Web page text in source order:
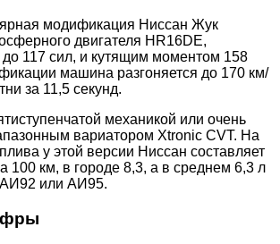
модификация Ниссан Жук
двигателя HR16DE,
117 сил, и кутящим моментом 158
машина разгоняется до 170 км/
за 11,5 секунд.
механикой или очень
вариатором Xtronic CVT. На
у этой версии Ниссан составляет
100 км, в городе 8,3, а в среднем 6,3 л
или АИ95.